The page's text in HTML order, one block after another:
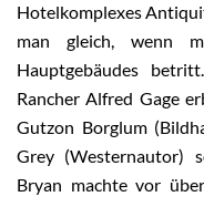
Hotelkomplexes
man gleich, wenn
Hauptgebäudes
Rancher Alfred Gage
Gutzon Borglum
Grey (Westernautor)
Bryan machte vor